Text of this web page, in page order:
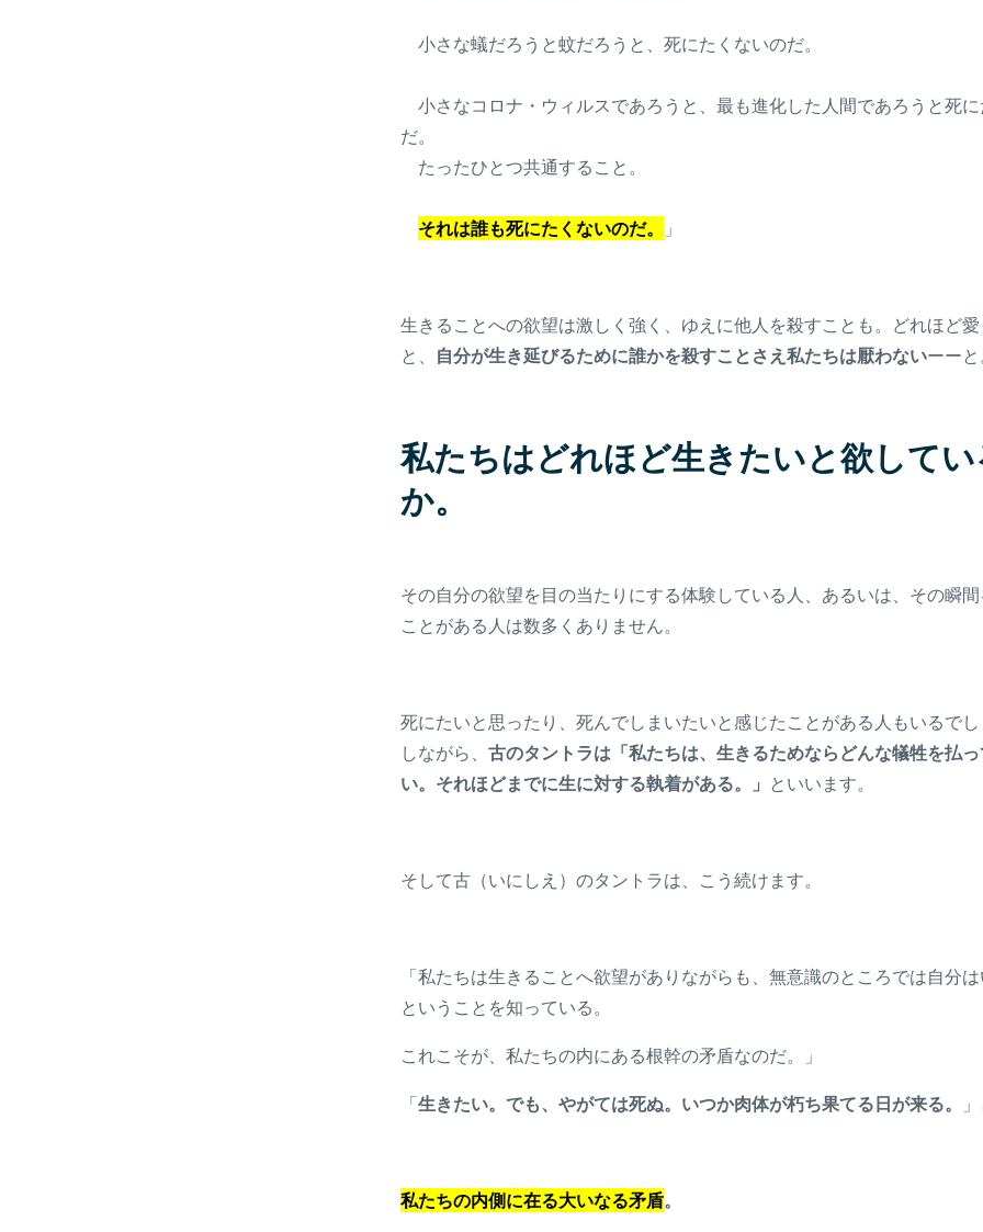
小さな蟻だろうと蚊だろうと 、死にたくないのだ。
小さなコロナ・ウィルスであろうと 、最も進化した人間であろうと死
だ。
たったひとつ共通すること。
それは誰も死にたくないのだ。 」
生きることへの欲望は激しく強く、ゆえに他人を殺すことも。どれほど愛
と、
自分が生き延びるために誰かを殺すことさえ私たちは厭わないーーと
私たちはどれほど生きたいと欲して
か。
その自分の欲望を目の当たりにする体験している人、あるいは、その瞬
ことがある人は数多くありません。
死にたいと思ったり、死んでしまいたいと感じたことがある人もいるで
しながら、 古のタントラは「私たちは、生きるためならどんな犠牲を払
い。それほどまでに生に対する執着がある。」 といいます。
そして古（いにしえ）のタントラは、こう続けます。
「私たちは生きることへ欲望がありながらも、無意識のところでは自分
ということを知っている。
これこそが、私たちの内にある根幹の矛盾なのだ。」
「生きたい。でも、やがては死ぬ。いつか肉体が朽ち果てる日が来る。
私たちの内側に在る大いなる矛盾。